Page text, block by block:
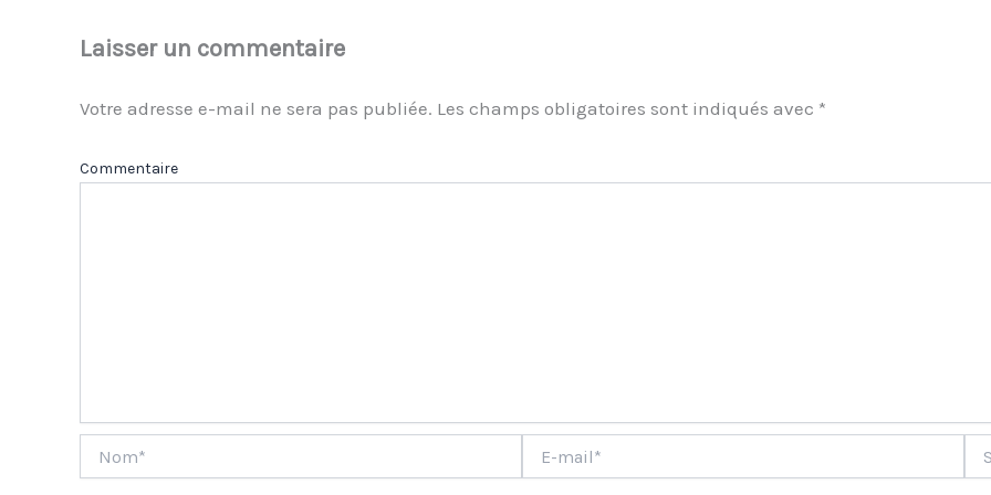
Laisser un commentaire
Votre adresse e-mail ne sera pas publiée. Les champs obligatoires sont indiqués avec *
mail*